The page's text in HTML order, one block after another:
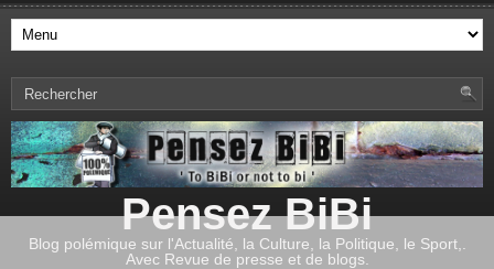
Pensez BiBi
Blog polémique sur l'Actualité, la Culture, la Politique, le Sport,.
Avec Revue de presse et de blogs.